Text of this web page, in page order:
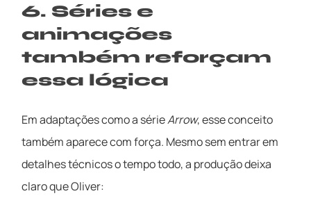
6. Séries e
animações
também reforçam
essa lógica
Em adaptações como a sérieArrow, esse conceito
também aparece com força. Mesmo sem entrar em
detalhes técnicos o tempo todo, a produção deixa
claro que Oliver: